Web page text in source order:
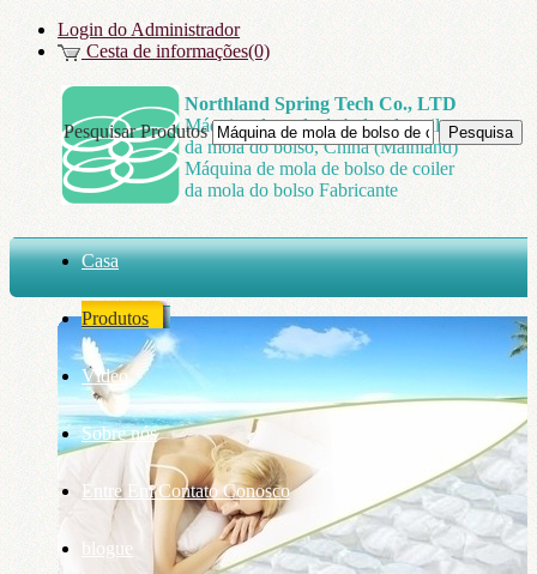
Login do Administrador
Cesta de informações(0)
Northland Spring Tech Co., LTD
Máquina de mola de bolso de coiler
da mola do bolso, China (Mainland)
Máquina de mola de bolso de coiler
da mola do bolso Fabricante
Casa
Produtos
Vídeo
Sobre nós
Entre Em Contato Conosco
blogue
Pesquisar Produtos